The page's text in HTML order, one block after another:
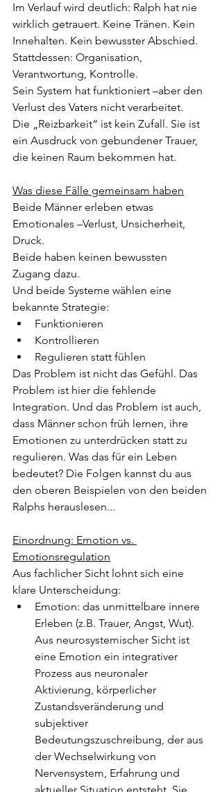
Im Verlauf wird deutlich: Ralph hat nie
wirklich getrauert. Keine Tränen. Kein
Innehalten. Kein bewusster Abschied.
Stattdessen: Organisation,
Verantwortung, Kontrolle.
Sein System hat funktioniert –aber den
Verlust des Vaters nicht verarbeitet.
Die „Reizbarkeit“ ist kein Zufall. Sie ist
ein Ausdruck von gebundener Trauer,
die keinen Raum bekommen hat.
Was diese Fälle gemeinsam haben
Beide Männer erleben etwas
Emotionales –Verlust, Unsicherheit,
Druck.
Beide haben keinen bewussten
Zugang dazu.
Und beide Systeme wählen eine
bekannte Strategie:
Funktionieren
Kontrollieren
Regulieren statt fühlen
Das Problem ist nicht das Gefühl. Das
Problem ist hier die fehlende
Integration. Und das Problem ist auch,
dass Männer schon früh lernen, ihre
Emotionen zu unterdrücken statt zu
regulieren. Was das für ein Leben
bedeutet? Die Folgen kannst du aus
den oberen Beispielen von den beiden
Ralphs herauslesen...
Einordnung: Emotion vs.
Emotionsregulation
Aus fachlicher Sicht lohnt sich eine
klare Unterscheidung:
Emotion: das unmittelbare innere
Erleben (z.B. Trauer, Angst, Wut).
Aus neurosystemischer Sicht ist
eine Emotion ein integrativer
Prozess aus neuronaler
Aktivierung, körperlicher
Zustandsveränderung und
subjektiver
Bedeutungszuschreibung, der aus
der Wechselwirkung von
Nervensystem, Erfahrung und